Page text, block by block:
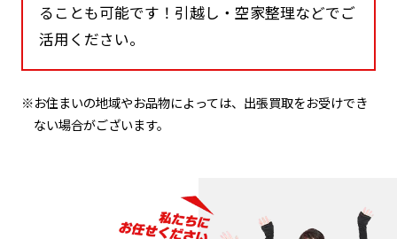
ることも可能です！引越し・空家整理などでご
活用ください。
※お住まいの地域やお品物によっては、出張買取をお受けでき
ない場合がございます。